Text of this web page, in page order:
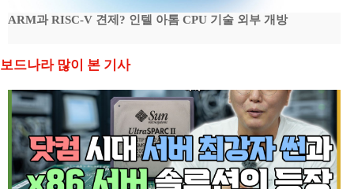
ARM과 RISC-V 견제? 인텔 아톰 CPU 기술 외부 개방
보드나라 많이 본 기사